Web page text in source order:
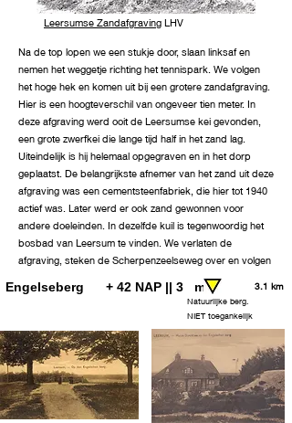
Leersumse Zandafgraving LHV
Na de top lopen we een stukje door, slaan linksaf en
nemen het weggetje richting het tennispark. We volgen
het hoge hek en komen uit bij een grotere zandafgraving.
Hier is een hoogteverschil van ongeveer tien meter. In
deze afgraving werd ooit de Leersumse kei gevonden,
een grote zwerfkei die lange tijd half in het zand lag.
Uiteindelijk is hij helemaal opgegraven en in het dorp
geplaatst. De belangrijkste afnemer van het zand uit deze
afgraving was een cementsteenfabriek, die hier tot 1940
actief was. Later werd er ook zand gewonnen voor
andere doeleinden. In dezelfde kuil is tegenwoordig het
bosbad van Leersum te vinden. We verlaten de
afgraving, steken de Scherpenzeelseweg over en volgen
het fietspad een stuk naar beneden. Zo bereiken we de
Engelseberg.
Engelseberg + 42 NAP || 3 m
Natuurlijke berg.
NIET toegankelijk
3.1 km